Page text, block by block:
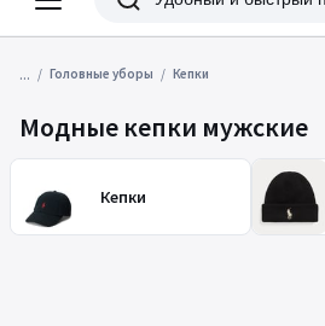
Меню Поиск
... Головные уборы Кепки
Модные кепки мужские
Кепки